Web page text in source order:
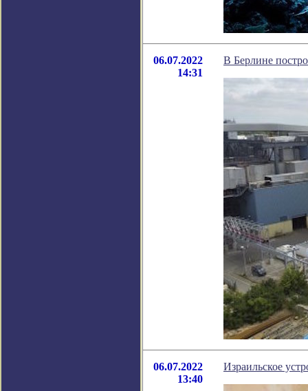
06.07.2022
14:31
В Берлине
06.07.2022
13:40
Израильское